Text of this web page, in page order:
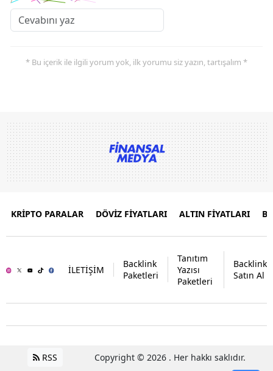
* Bu içerik ile ilgili yorum yok, ilk yorumu siz yazın, tartışalım *
KRİPTO PARALAR DÖVİZ FİYATLARI ALTIN FİYATLARI
İLETİŞİM
Backlink
Paketleri
Tanıtım
Yazısı
Paketleri
Backlink
Satın Al
RSS Copyright © 2026 . Her hakkı saklıdır.